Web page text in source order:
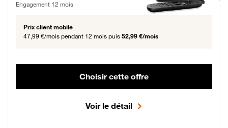
Engagement 12 mois
Prix client mobile
47,99 €/mois pendant 12 mois puis 52,99 €/mois
Choisir cette offre
Voir le détail